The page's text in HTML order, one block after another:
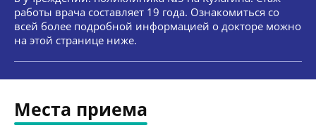
работы врача составляет 19 года. Ознакомиться со
всей более подробной информацией о докторе можно
на этой странице ниже.
Места приема